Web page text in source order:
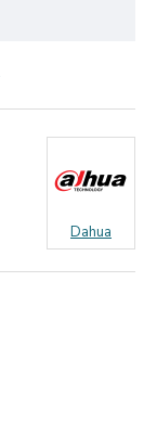
Dahua